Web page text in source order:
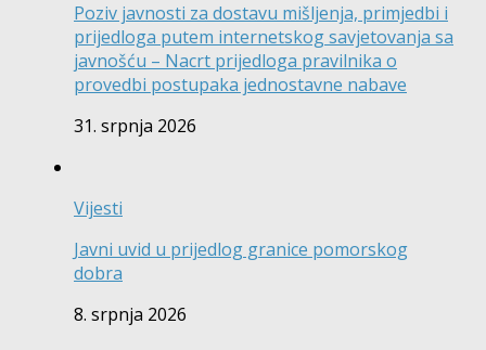
Poziv javnosti za dostavu mišljenja, primjedbi i
prijedloga putem internetskog savjetovanja sa
javnošću – Nacrt prijedloga pravilnika o
provedbi postupaka jednostavne nabave
31. srpnja 2026
Vijesti
Javni uvid u prijedlog granice pomorskog
dobra
8. srpnja 2026